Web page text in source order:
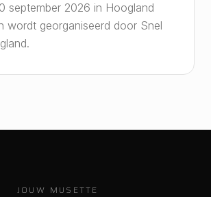
september 2026 in Hoogland
wordt georganiseerd door Snel
JOUW MUSETTE